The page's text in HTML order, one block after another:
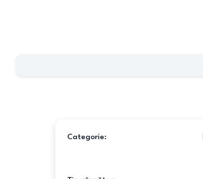
Categorie: